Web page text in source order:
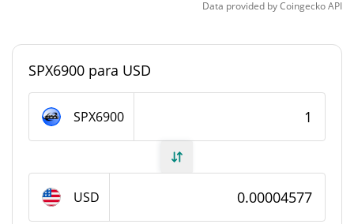
Posição de mercado
Fornecimento de Based SPX6900
circulação
Fornecimento total
Data provided byCoingeckoAPI
SPX6900 para USD
SPX6900
USD